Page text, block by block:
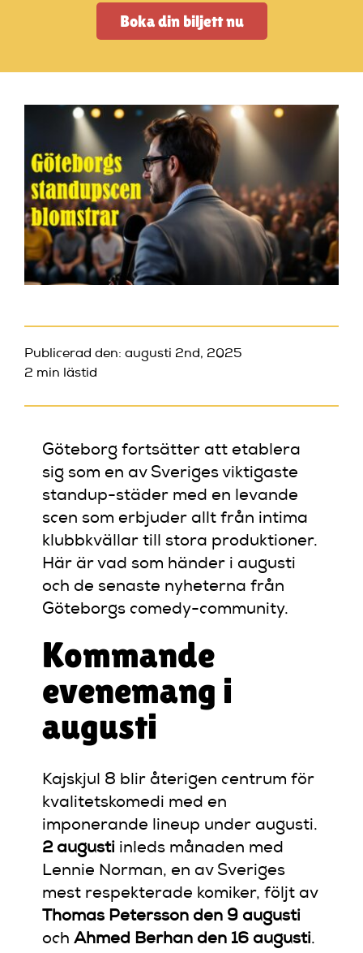
Om oss
Kontakta oss
Vanliga frågor
Mitt konto
Boka din biljett nu
Publicerad den: augusti 2nd, 2025
2 min lästid
Göteborg fortsätter att etablera
sig som en av Sveriges viktigaste
standup-städer med en levande
scen som erbjuder allt från intima
klubbkvällar till stora produktioner.
Här är vad som händer i augusti
och de senaste nyheterna från
Göteborgs comedy-community.
Kommande
evenemang i
augusti
Kajskjul 8 blir återigen centrum för
kvalitetskomedi med en
imponerande lineup under augusti.
2 augusti inleds månaden med
Lennie Norman, en av Sveriges
mest respekterade komiker, följt av
Thomas Petersson den 9 augusti
ochAhmed Berhan den 16 augusti.